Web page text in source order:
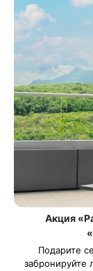
Акция
Подарите
забронируйте